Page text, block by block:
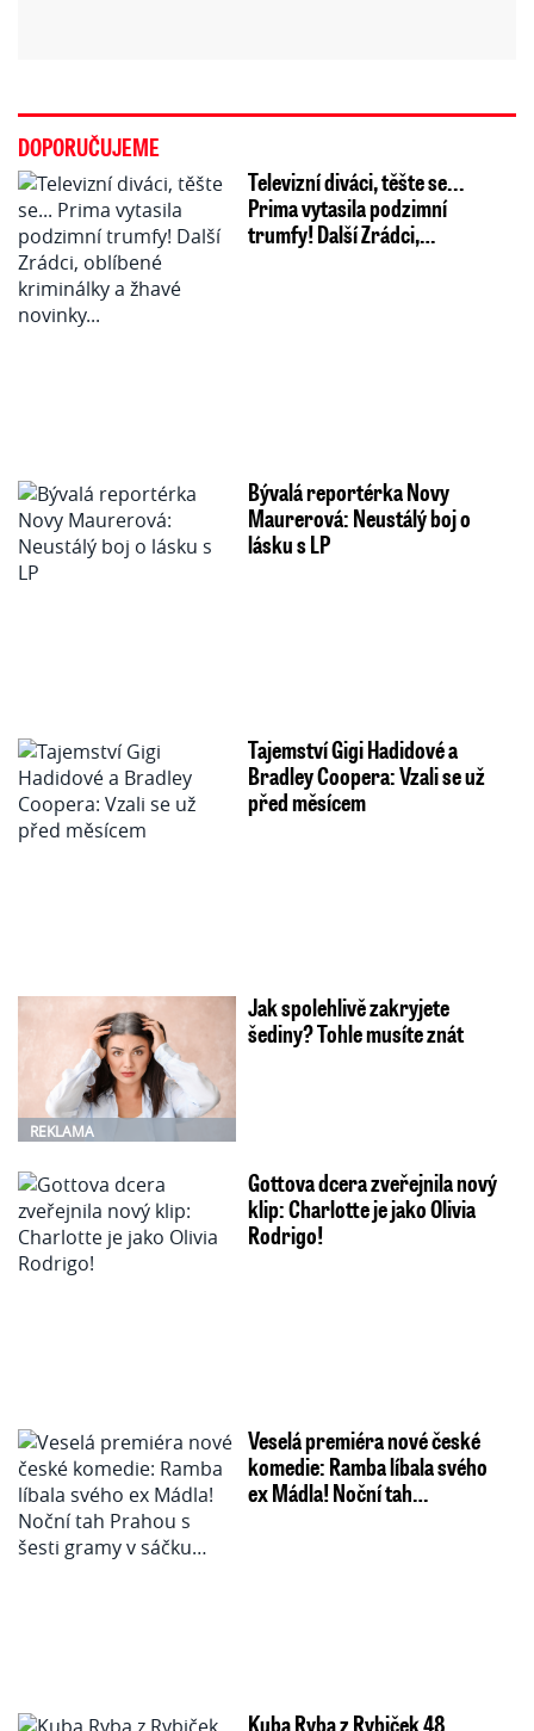
DOPORUČUJEME
Televizní diváci, těšte se...
Prima vytasila podzimní
trumfy! Další Zrádci,…
Bývalá reportérka Novy
Maurerová: Neustálý boj o
lásku s LP
Tajemství Gigi Hadidové a
Bradley Coopera: Vzali se už
před měsícem
REKLAMA
Jak spolehlivě zakryjete
šediny? Tohle musíte znát
Gottova dcera zveřejnila nový
klip: Charlotte je jako Olivia
Rodrigo!
Veselá premiéra nové české
komedie: Ramba líbala svého
ex Mádla! Noční tah…
Kuba Ryba z Rybiček 48